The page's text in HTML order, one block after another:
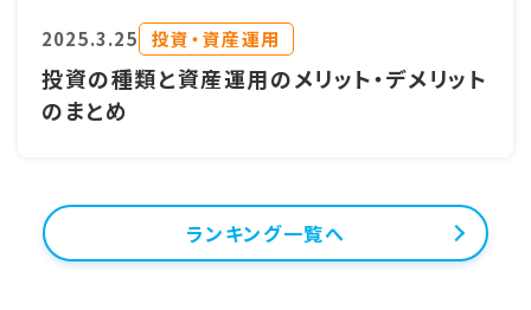
2025.3.25 投資・資産運用
投資の種類と資産運用のメリット・デメリット
のまとめ
ランキング一覧へ